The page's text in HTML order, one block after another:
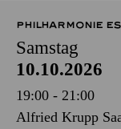
19,00€
PHILHARMONIE
Samstag
10.10.2026